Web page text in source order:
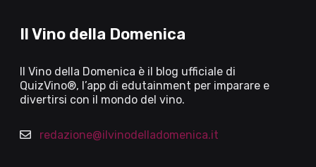
Il Vino della Domenica
Il Vino della Domenica è il blog ufficiale di
QuizVino®, l’app di edutainment per imparare e
divertirsi con il mondo del vino.
redazione@ilvinodelladomenica.it